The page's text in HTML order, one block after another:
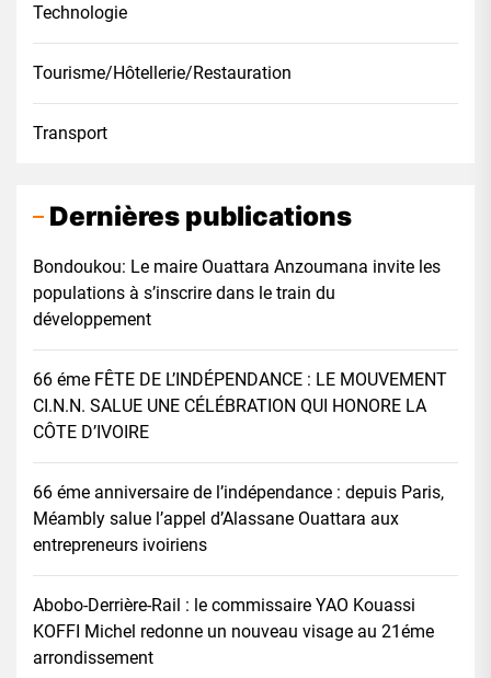
Technologie
Tourisme/Hôtellerie/Restauration
Transport
Dernières publications
Bondoukou: Le maire Ouattara Anzoumana invite les
populations à s’inscrire dans le train du
développement
66 éme FÊTE DE L’INDÉPENDANCE : LE MOUVEMENT
CI.N.N. SALUE UNE CÉLÉBRATION QUI HONORE LA
CÔTE D’IVOIRE
66 éme anniversaire de l’indépendance : depuis Paris,
Méambly salue l’appel d’Alassane Ouattara aux
entrepreneurs ivoiriens
Abobo-Derrière-Rail : le commissaire YAO Kouassi
KOFFI Michel redonne un nouveau visage au 21éme
arrondissement